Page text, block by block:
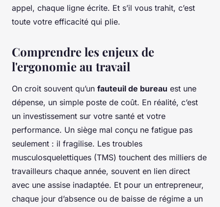
appel, chaque ligne écrite. Et s’il vous trahit, c’est
toute votre efficacité qui plie.
Comprendre les enjeux de
l'ergonomie au travail
On croit souvent qu’un fauteuil de bureau est une
dépense, un simple poste de coût. En réalité, c’est
un investissement sur votre santé et votre
performance. Un siège mal conçu ne fatigue pas
seulement : il fragilise. Les troubles
musculosquelettiques (TMS) touchent des milliers de
travailleurs chaque année, souvent en lien direct
avec une assise inadaptée. Et pour un entrepreneur,
chaque jour d’absence ou de baisse de régime a un